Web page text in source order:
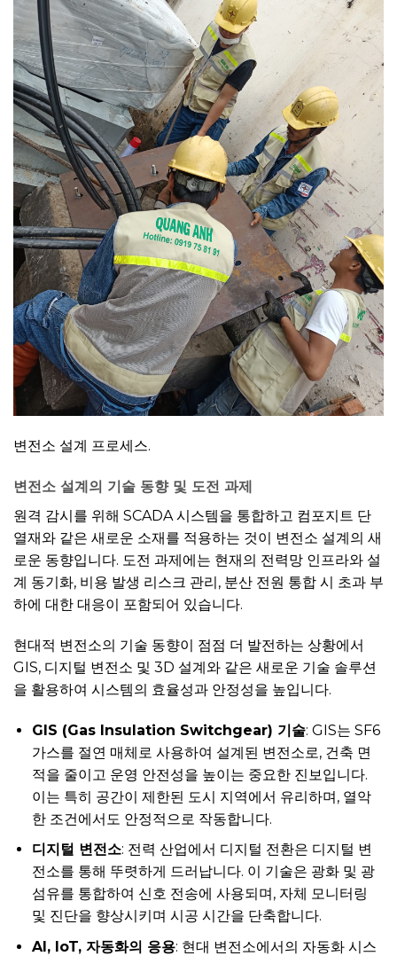
변전소 설계 프로세스.
변전소 설계의 기술 동향 및 도전 과제
원격 감시를 위해 SCADA 시스템을 통합하고 컴포지트 단
열재와 같은 새로운 소재를 적용하는 것이 변전소 설계의 새
로운 동향입니다. 도전 과제에는 현재의 전력망 인프라와 설
계 동기화, 비용 발생 리스크 관리, 분산 전원 통합 시 초과 부
하에 대한 대응이 포함되어 있습니다.
현대적 변전소의 기술 동향이 점점 더 발전하는 상황에서
GIS, 디지털 변전소 및 3D 설계와 같은 새로운 기술 솔루션
을 활용하여 시스템의 효율성과 안정성을 높입니다.
GIS (Gas Insulation Switchgear) 기술: GIS는 SF6
가스를 절연 매체로 사용하여 설계된 변전소로, 건축 면
적을 줄이고 운영 안전성을 높이는 중요한 진보입니다.
이는 특히 공간이 제한된 도시 지역에서 유리하며, 열악
한 조건에서도 안정적으로 작동합니다.
디지털 변전소: 전력 산업에서 디지털 전환은 디지털 변
전소를 통해 뚜렷하게 드러납니다. 이 기술은 광화 및 광
섬유를 통합하여 신호 전송에 사용되며, 자체 모니터링
및 진단을 향상시키며 시공 시간을 단축합니다.
AI, IoT, 자동화의 응용: 현대 변전소에서의 자동화 시스